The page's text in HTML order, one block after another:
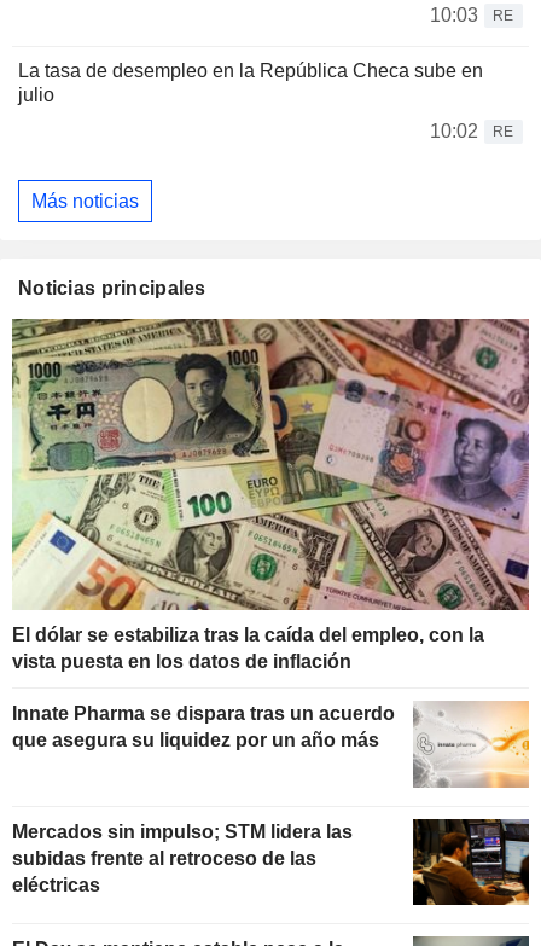
10:03
RE
La tasa de desempleo en la República Checa sube en
julio
10:02
RE
Más noticias
Noticias principales
El dólar se estabiliza tras la caída del empleo, con la
vista puesta en los datos de inflación
Innate Pharma se dispara tras un acuerdo
que asegura su liquidez por un año más
Mercados sin impulso; STM lidera las
subidas frente al retroceso de las
eléctricas